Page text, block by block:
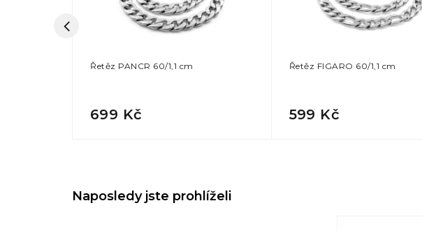
Řetěz PANCR 60/1,1 cm
699 Kč
Řetěz FIGARO 60/1,1 cm
599 Kč
Naposledy jste prohlíželi